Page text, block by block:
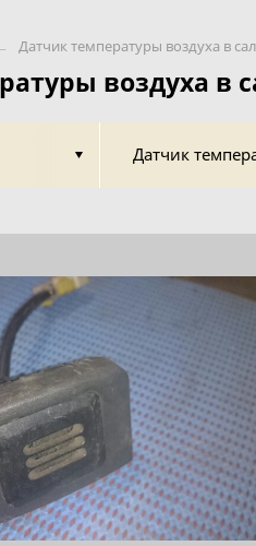
Датчик температуры воздуха в
воздуха в
Датчик